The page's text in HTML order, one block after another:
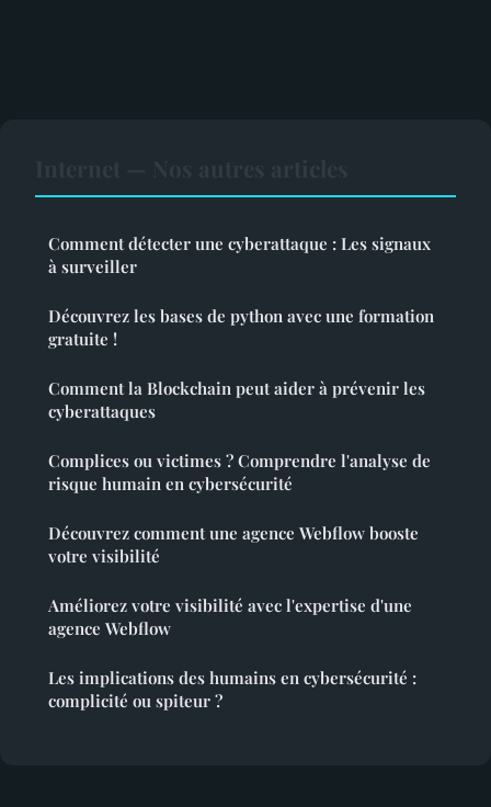
Comment détecter une cyberattaque : Les signaux
à surveiller
Découvrez les bases de python avec une formation
gratuite !
Comment la Blockchain peut aider à prévenir les
cyberattaques
Complices ou victimes ? Comprendre l'analyse de
risque humain en cybersécurité
Découvrez comment une agence Webflow booste
votre visibilité
Améliorez votre visibilité avec l'expertise d'une
agence Webflow
Les implications des humains en cybersécurité :
complicité ou spiteur ?